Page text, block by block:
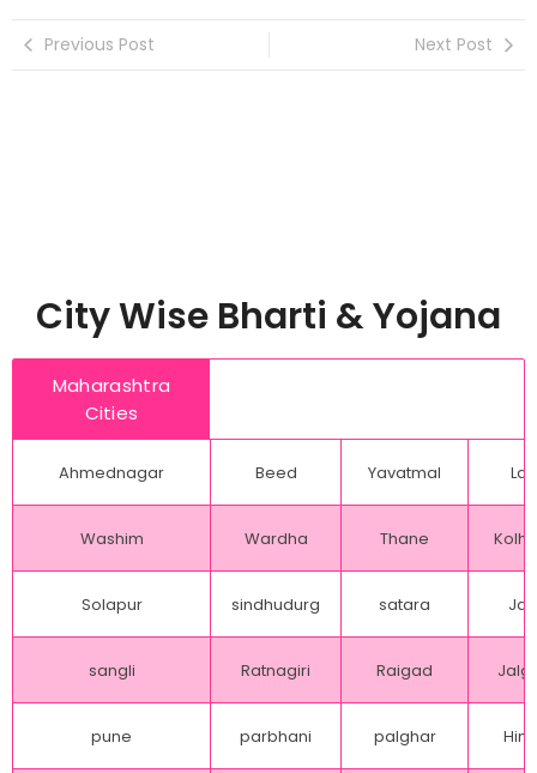
Previous Post Next Post
City Wise Bharti & Yojana
Maharashtra
Cities
Ahmednagar Beed Yavatmal
Washim Wardha Thane
Solapur sindhudurg satara
sangli Ratnagiri Raigad
pune parbhani palghar